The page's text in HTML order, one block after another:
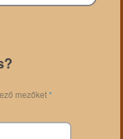
mezőket*